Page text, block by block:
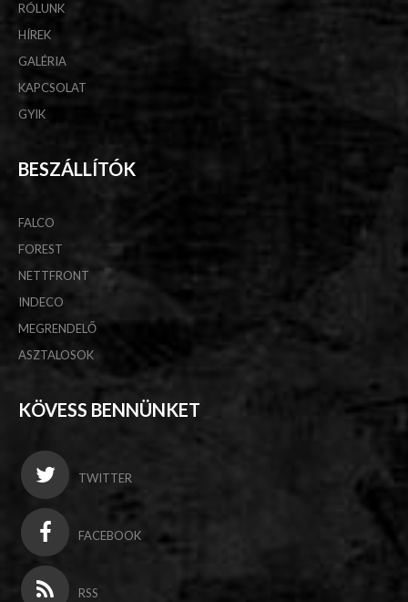
RÓLUNK
HÍREK
GALÉRIA
KAPCSOLAT
GYIK
BESZÁLLÍTÓK
FALCO
FOREST
NETTFRONT
INDECO
MEGRENDELŐ
ASZTALOSOK
KÖVESS BENNÜNKET
TWITTER
FACEBOOK
RSS